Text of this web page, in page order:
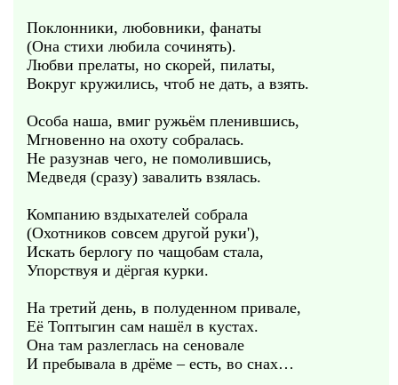
Поклонники, любовники, фанаты
(Она стихи любила сочинять).
Любви прелаты, но скорей, пилаты,
Вокруг кружились, чтоб не дать, а взять.
Особа наша, вмиг ружьём пленившись,
Мгновенно на охоту собралась.
Не разузнав чего, не помолившись,
Медведя (сразу) завалить взялась.
Компанию вздыхателей собрала
(Охотников совсем другой руки'),
Искать берлогу по чащобам стала,
Упорствуя и дёргая курки.
На третий день, в полуденном привале,
Её Топтыгин сам нашёл в кустах.
Она там разлеглась на сеновале
И пребывала в дрёме – есть, во снах…